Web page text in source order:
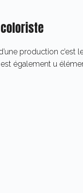
production
également u